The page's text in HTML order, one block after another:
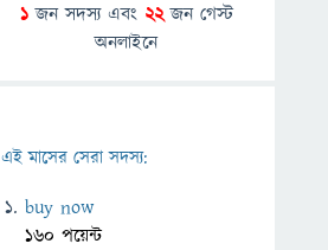
1জন সদস্য এবং 22জন গেস্ট
অনলাইনে
এই মাসের সেরা সদস্য:
buy now
160 পয়েন্ট